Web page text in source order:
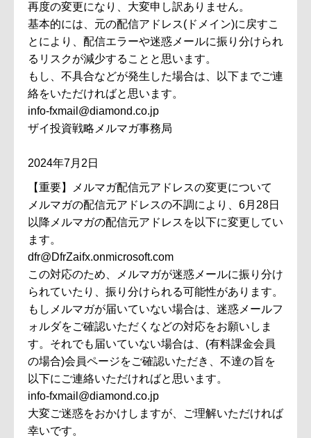
再度の変更になり、大変申し訳ありません。
基本的には、元の配信アドレス(ドメイン)に戻すこ
とにより、配信エラーや迷惑メールに振り分けられ
るリスクが減少することと思います。
もし、不具合などが発生した場合は、以下までご連
絡をいただければと思います。
info-fxmail@diamond.co.jp
ザイ投資戦略メルマガ事務局
2024年7月2日
【重要】メルマガ配信元アドレスの変更について
メルマガの配信元アドレスの不調により、6月28日
以降メルマガの配信元アドレスを以下に変更してい
ます。
dfr@DfrZaifx.onmicrosoft.com
この対応のため、メルマガが迷惑メールに振り分け
られていたり、振り分けられる可能性があります。
もしメルマガが届いていない場合は、迷惑メールフ
ォルダをご確認いただくなどの対応をお願いしま
す。それでも届いていない場合は、(有料課金会員
の場合)会員ページをご確認いただき、不達の旨を
以下にご連絡いただければと思います。
info-fxmail@diamond.co.jp
大変ご迷惑をおかけしますが、ご理解いただければ
幸いです。